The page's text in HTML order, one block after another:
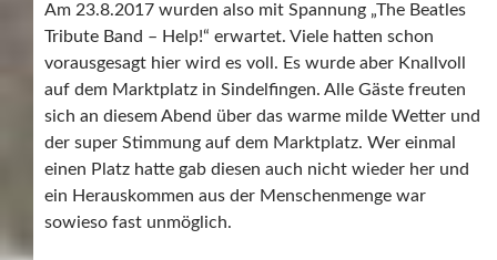
Am 23.8.2017 wurden also mit Spannung „The Beatles
Tribute Band – Help!“ erwartet. Viele hatten schon
vorausgesagt hier wird es voll. Es wurde aber Knallvoll
auf dem Marktplatz in Sindelfingen. Alle Gäste freuten
sich an diesem Abend über das warme milde Wetter und
der super Stimmung auf dem Marktplatz. Wer einmal
einen Platz hatte gab diesen auch nicht wieder her und
ein Herauskommen aus der Menschenmenge war
sowieso fast unmöglich.